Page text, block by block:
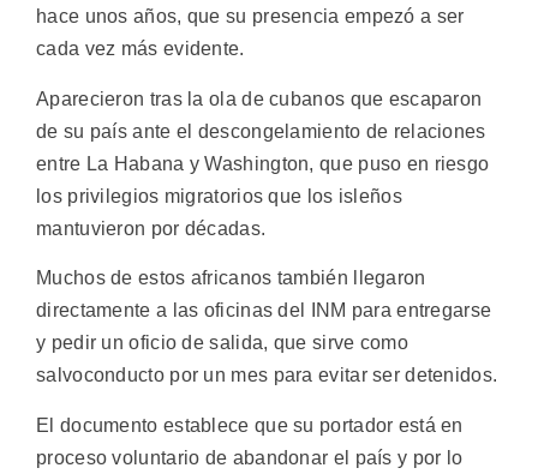
hace unos años, que su presencia empezó a ser
cada vez más evidente.
Aparecieron tras la ola de cubanos que escaparon
de su país ante el descongelamiento de relaciones
entre La Habana y Washington, que puso en riesgo
los privilegios migratorios que los isleños
mantuvieron por décadas.
Muchos de estos africanos también llegaron
directamente a las oficinas del INM para entregarse
y pedir un oficio de salida, que sirve como
salvoconducto por un mes para evitar ser detenidos.
El documento establece que su portador está en
proceso voluntario de abandonar el país y por lo